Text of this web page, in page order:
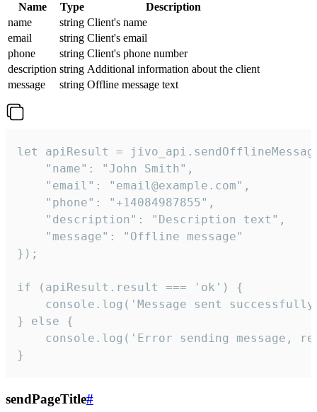
Name Type
Description
name
string Client's name
email
string Client's email
phone
string Client's phone number
description string Additional information about the client
message
string Offline message text
let apiResult =
    "name": "John Smith",
    "email": "email@example.com",
    "phone": "+14084987855",
    "description": "Description text",
    "message": "Offline message"
});
if (apiResult.result === 'ok') {
console.log('Message sent
} else {
console.log('Error sending message,
}
sendPageTitle#